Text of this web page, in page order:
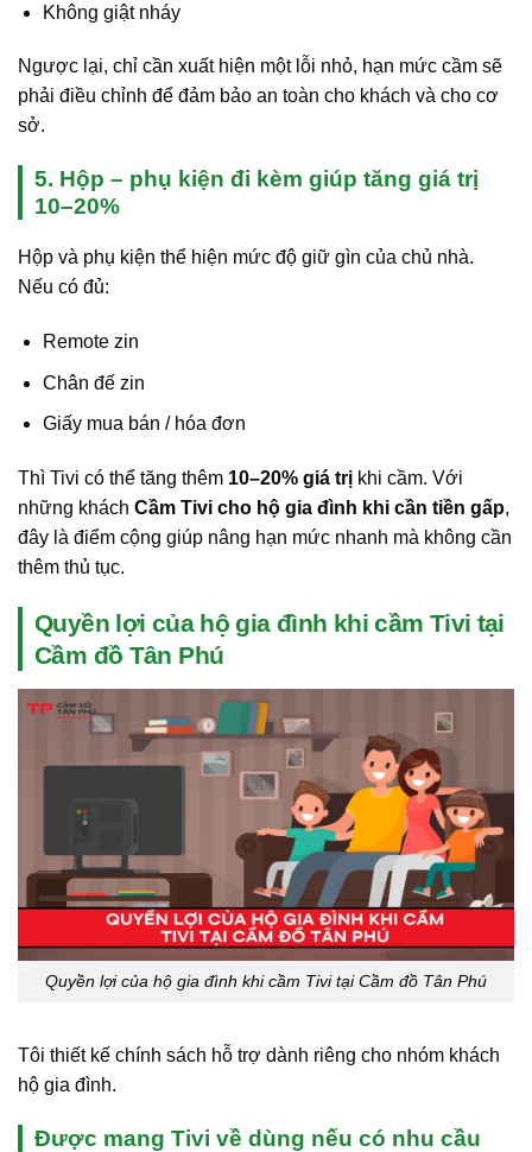
Không giật nháy
Ngược lại, chỉ cần xuất hiện một lỗi nhỏ, hạn mức cầm sẽ
phải điều chỉnh để đảm bảo an toàn cho khách và cho cơ
sở.
5. Hộp – phụ kiện đi kèm giúp tăng giá trị
10–20%
Hộp và phụ kiện thể hiện mức độ giữ gìn của chủ nhà.
Nếu có đủ:
Remote zin
Chân đế zin
Giấy mua bán / hóa đơn
Thì Tivi có thể tăng thêm 10–20% giá trị khi cầm. Với
những khách Cầm Tivi cho hộ gia đình khi cần tiền gấp,
đây là điểm cộng giúp nâng hạn mức nhanh mà không cần
thêm thủ tục.
Quyền lợi của hộ gia đình khi cầm Tivi tại
Cầm đồ Tân Phú
Quyền lợi của hộ gia đình khi cầm Tivi tại Cầm đồ Tân Phú
Tôi thiết kế chính sách hỗ trợ dành riêng cho nhóm khách
hộ gia đình.
Được mang Tivi về dùng nếu có nhu cầu